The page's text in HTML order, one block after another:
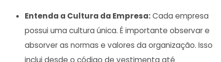
Entenda a Cultura da Empresa:Cada empresa
possui uma cultura única.‍ É importante observar e
absorver as normas e valores⁤ da organização. Isso
inclui desde o código de vestimenta até